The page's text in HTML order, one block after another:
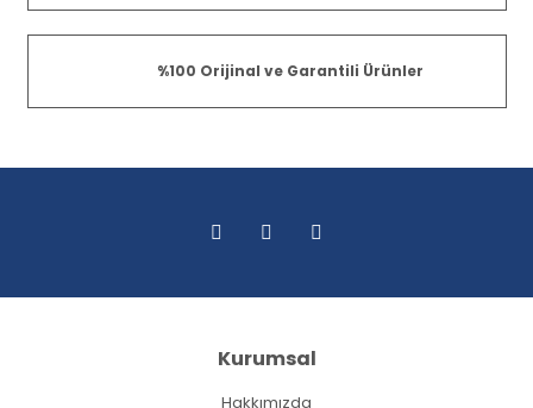
%100 Orijinal ve Garantili Ürünler
Kurumsal
Hakkımızda